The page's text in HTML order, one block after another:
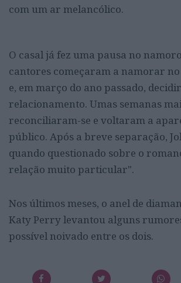
com um ar melancólico.
O casal já fez uma pausa no
cantores começaram a namorar no
e, em março do ano passado,
relacionamento. Umas semanas
reconciliaram-se e voltaram a
público. Após a breve separação,
quando questionado sobre o
relação muito particular".
Nos últimos meses, o anel de
Katy Perry levantou alguns
possível noivado entre os dois.